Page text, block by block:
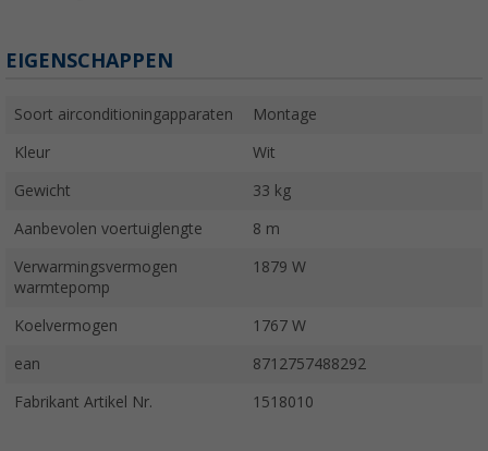
EIGENSCHAPPEN
Soort airconditioningapparaten Montage
Kleur Wit
Gewicht 33 kg
Aanbevolen voertuiglengte 8 m
Verwarmingsvermogen
warmtepomp
1879 W
Koelvermogen 1767 W
ean 8712757488292
Fabrikant Artikel Nr. 1518010